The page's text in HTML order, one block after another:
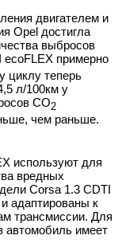
двигателем и
Opel достигла
выбросов
ecoFLEX примерно
циклу теперь
л/100км у
CO2
чем раньше.
используют для
вредных
Corsa 1.3 CDTI
адаптированы к
трансмиссии. Для
автомобиль имеет